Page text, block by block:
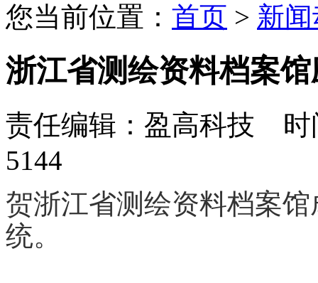
您当前位置： 首页 > 新
浙江省测绘资料档案
责任编辑：盈高科技 时
5144
贺浙江省测绘资料档案
统。